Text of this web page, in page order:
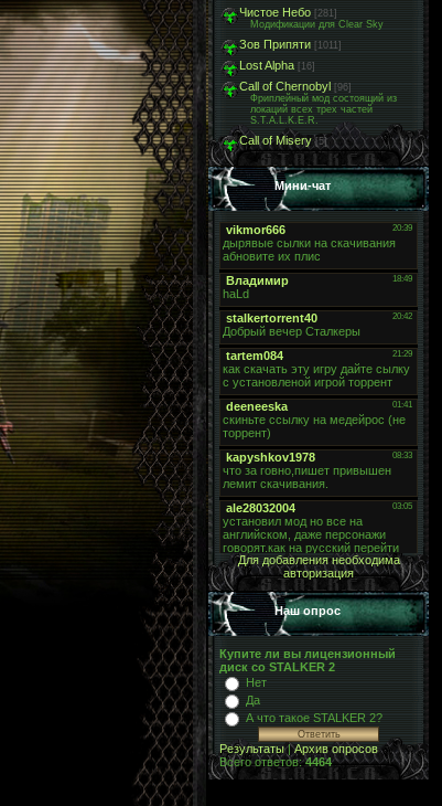
Чистое Небо [281]
Модификации для Clear Sky
Зов Припяти [1011]
Lost Alpha [16]
Call of Chernobyl [96]
Фриплейный мод состоящий из
локаций всех трех частей
S.T.A.L.K.E.R.
Call of Misery [5]
Мини-чат
Для добавления необходима
авторизация
Наш опрос
Купите ли вы лицензионный
диск со STALKER 2
Нет
Да
А что такое STALKER 2?
Результаты|Архив опросов
Всего ответов:4464